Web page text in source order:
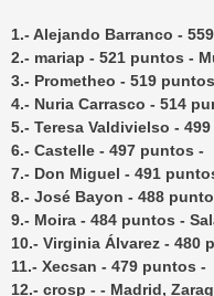
1.- Alejando Barranco -
2.- mariap - 521 puntos -
3.- Prometheo - 519
4.- Nuria Carrasco - 514
5.- Teresa Valdivielso -
6.- Castelle - 497 puntos -
7.- Don Miguel - 491
8.- José Bayon - 488
9.- Moira - 484 puntos -
10.- Virginia Álvarez - 480
11.- Xecsan - 479 puntos -
12.- crosp - - Madrid,